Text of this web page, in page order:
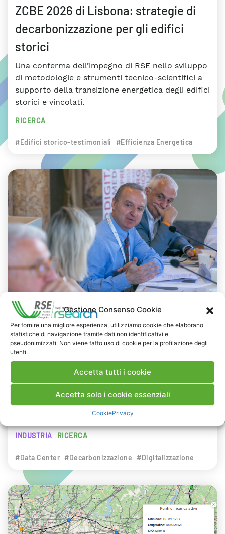
Gestione Consenso Cookie
Per fornire una migliore esperienza, utilizziamo cookie che elaborano
statistiche di navigazione tramite dati non identificativi e
pseudonimizzati. Non viene fatto uso di cookie per la profilazione degli
utenti.
Accetta tutti i cookie
Accetta solo i cookie essenziali
CookiePrivacy
ZCBE 2026 di Lisbona: strategie di
decarbonizzazione per gli edifici
storici
Una conferma dell’impegno di RSE nello sviluppo
di metodologie e strumenti tecnico-scientifici a
supporto della transizione energetica degli edifici
storici e vincolati.
RICERCA
#Edifici storico-testimoniali #Efficienza Energetica
NEWS
29 LUGLIO 2026
Presentazione del Rapporto Innov-E
RSE è intervenuta sul tema dell’innovazione
energetica nell’ambito del convegno targato I-
INDUSTRIA RICERCA
#Data Center #Decarbonizzazione #Digitalizzazione